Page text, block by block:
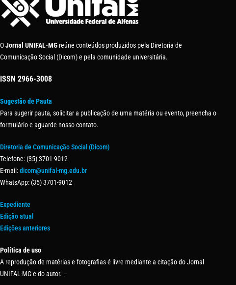
OJornal UNIFAL-MG reúne conteúdos produzidos pela Diretoria de
Comunicação Social (Dicom) e pela comunidade universitária.
ISSN 2966-3008
Sugestão de Pauta
Para sugerir pauta, solicitar a publicação de uma matéria ou evento, preencha o
formulário e aguarde nosso contato.
Diretoria de Comunicação Social (Dicom)
Telefone: (35) 3701-9012
E-mail:dicom@unifal-mg.edu.br
WhatsApp: (35) 3701-9012
Expediente
Edição atual
Edições anteriores
Política de uso
A reprodução de matérias e fotografias é livre mediante a citação do Jornal
UNIFAL-MG e do autor. –